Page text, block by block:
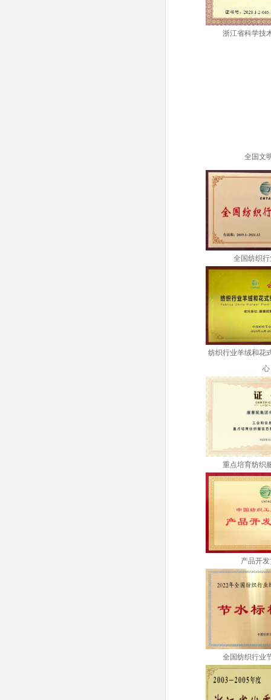
浙江省科学技
全国文
全国纺织
纺织行业羊绒和花
心
重点培育纺织
产品开
全国纺织行业